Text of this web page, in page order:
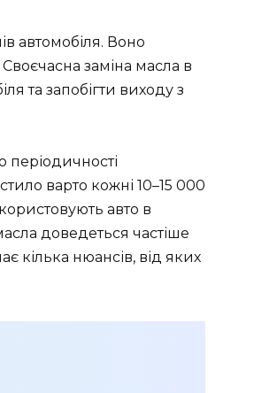
автомобіля. Воно
Своєчасна заміна масла в
та запобігти виходу з
періодичності
варто кожні 10–15 000
авто в
доведеться частіше
кілька нюансів, від яких